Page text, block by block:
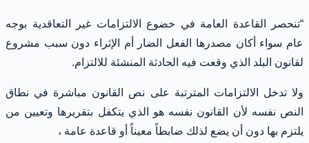
“تنحصر القاعدة العامة في خضوع الالتزامات غير التعاقدية بوجه
عام سواء أكان مصدرها الفعل الضار أم الإثراء دون سبب مشروع
لقانون البلد الذي وقعت فيه الحادثة المنشئة للالتزام.
ولا تدخل الالتزامات المترتبة على نص القانون مباشرة في نطاق
النص نفسه لأن القانون نفسه هو الذي يتكفل بتقريرها وتعيين من
يلتزم بها دون أن يضع لذلك ضابطاً معيناً أو قاعدة عامة ،